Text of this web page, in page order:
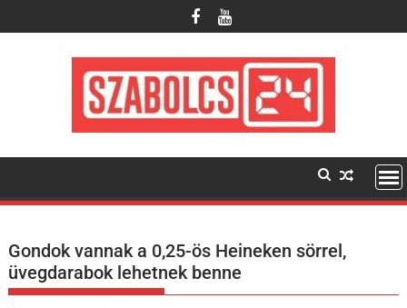
to
Gondok vannak a 0,25-ös Heineken sörrel,
üvegdarabok lehetnek benne